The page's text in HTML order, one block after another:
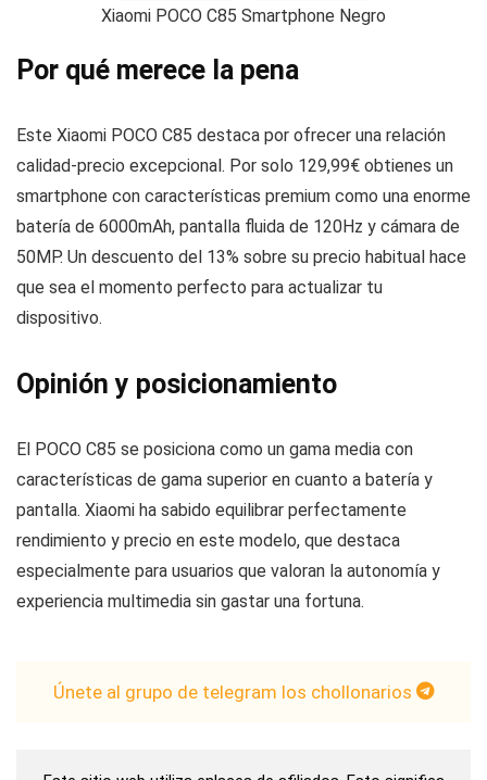
Xiaomi POCO C85 Smartphone Negro
Por qué merece la pena
Este Xiaomi POCO C85 destaca por ofrecer una relación
calidad-precio excepcional. Por solo 129,99€ obtienes un
smartphone con características premium como una enorme
batería de 6000mAh, pantalla fluida de 120Hz y cámara de
50MP. Un descuento del 13% sobre su precio habitual hace
que sea el momento perfecto para actualizar tu
dispositivo.
Opinión y posicionamiento
El POCO C85 se posiciona como un gama media con
características de gama superior en cuanto a batería y
pantalla. Xiaomi ha sabido equilibrar perfectamente
rendimiento y precio en este modelo, que destaca
especialmente para usuarios que valoran la autonomía y
experiencia multimedia sin gastar una fortuna.
Únete al grupo de telegram los chollonarios